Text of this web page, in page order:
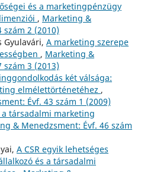
és a marketingpénzügy
, Marketing &
szám 2 (2010)
Gyulavári, A marketing szerepe
, Marketing &
szám 3 (2013)
két válsága:
elmélettörténetéhez ,
Évf. 43 szám 1 (2009)
a társadalmi marketing
& Menedzsment: Évf. 46 szám
A CSR egyik lehetséges
és a társadalmi